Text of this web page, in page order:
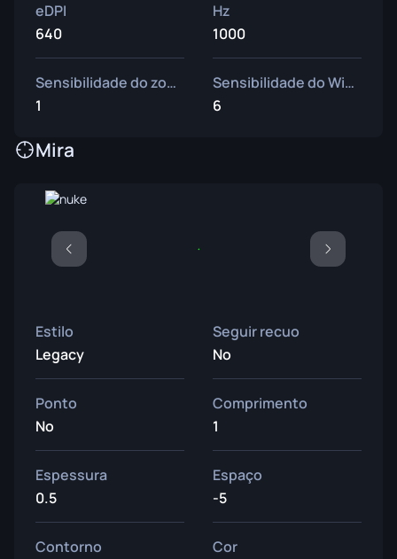
eDPI
640
Hz
1000
Sensibilidade do zoom
1
Sensibilidade do Windows
6
Mira
Estilo
Legacy
Seguir recuo
No
Ponto
No
Comprimento
1
Espessura
0.5
Espaço
-5
Contorno
Cor